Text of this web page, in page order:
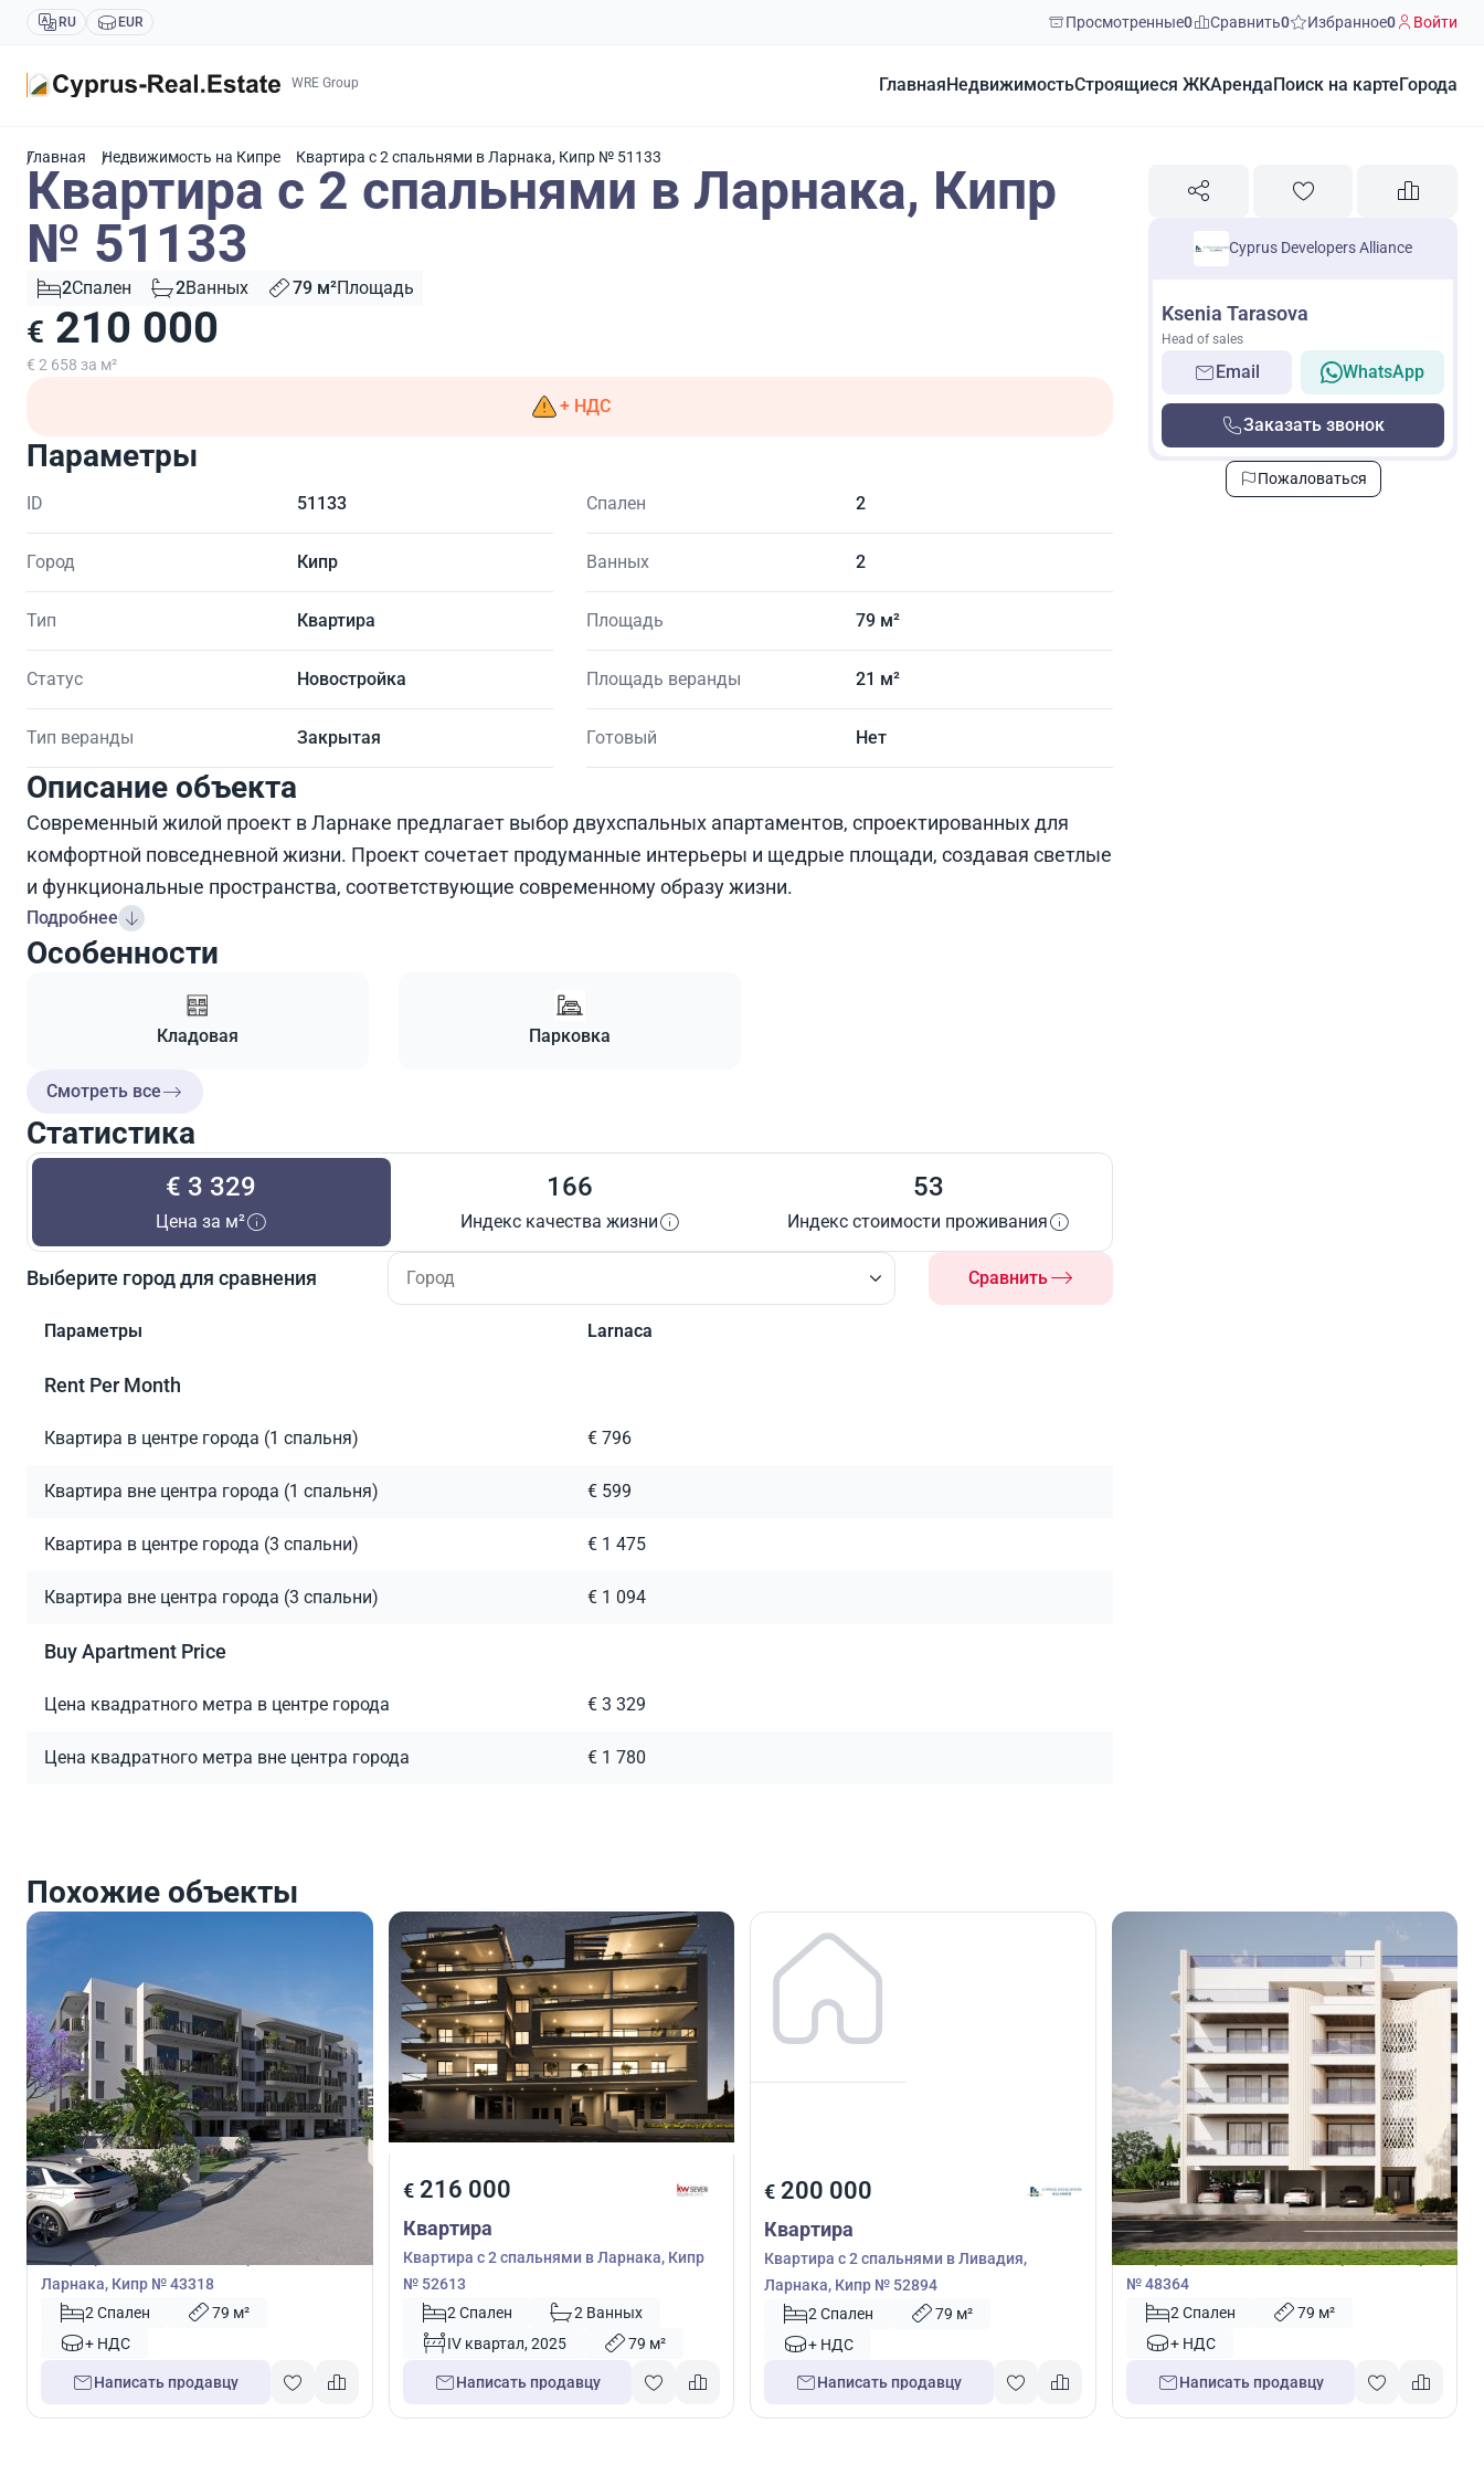
RU EUR Просмотренные0 Сравнить0 Избранное0 Войти
WRE Group Главная НедвижимостьСтроящиеся ЖКАренда Поиск на карте Города
Главная Недвижимость на Кипре Квартира с 2 спальнями в Ларнака, Кипр № 51133
Квартира с 2 спальнями в Ларнака, Кипр
№ 51133
2Спален 2Ванных 79 м²Площадь
€ 210 000
€ 2 658 за м²
+ НДС
Параметры
ID 51133
Город Кипр
Тип Квартира
Статус Новостройка
Тип веранды Закрытая
Спален 2
Ванных 2
Площадь 79 м²
Площадь веранды 21 м²
Готовый Нет
Описание объекта
Современный жилой проект в Ларнаке предлагает выбор двухспальных апартаментов, спроектированных для
комфортной повседневной жизни. Проект сочетает продуманные интерьеры и щедрые площади, создавая светлые
и функциональные пространства, соответствующие современному образу жизни.
Подробнее
Особенности
Кладовая Парковка
Смотреть все
Статистика
€ 3 329
Цена за м²
166
Индекс качества жизни
53
Индекс стоимости проживания
Выберите город для сравнения Сравнить
Параметры Larnaca
Rent Per Month
Квартира в центре города (1 спальня) € 796
Квартира вне центра города (1 спальня) € 599
Квартира в центре города (3 спальни) € 1 475
Квартира вне центра города (3 спальни) € 1 094
Buy Apartment Price
Цена квадратного метра в центре города € 3 329
Цена квадратного метра вне центра города € 1 780
Cyprus Developers Alliance
Ksenia Tarasova
Head of sales
Email WhatsApp
Заказать звонок
Пожаловаться
Похожие объекты
€205 000
Квартира
Квартира с 2 спальнями в Ороклини,
Ларнака, Кипр № 43318
2 Спален
79 м²
+ НДС
Написать продавцу
€216 000
Квартира
Квартира с 2 спальнями в Ларнака, Кипр
№ 52613
2 Спален
2 Ванных
IV квартал, 2025
79 м²
Написать продавцу
€ 200 000
Квартира
Квартира с 2 спальнями в Ливадия,
Ларнака, Кипр № 52894
2 Спален
79 м²
+ НДС
Написать продавцу
€220 000
Квартира
Квартира с 2 спальнями в Ларнака, Кипр
№ 48364
2 Спален
79 м²
+ НДС
Написать продавцу